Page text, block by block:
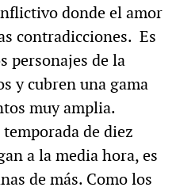
donde el amor
contradicciones. Es
personajes de la
y cubren una gama
muy amplia.
de diez
a la media hora, es
de más. Como los